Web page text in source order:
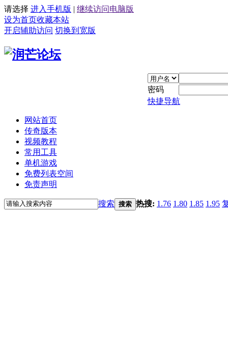
请选择 进入手机版 | 继续访问电脑版
设为首页收藏本站
开启辅助访问 切换到宽版
密码
快捷导航
网站首页
传奇版本
视频教程
常用工具
单机游戏
免费列表空间
免责声明
搜索 搜索 热搜: 1.76 1.80 1.85 1.95